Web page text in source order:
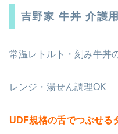
吉野家 牛丼 介護用
常温レトルト・刻み牛丼
レンジ・湯せん調理OK
UDF規格の舌でつぶせる